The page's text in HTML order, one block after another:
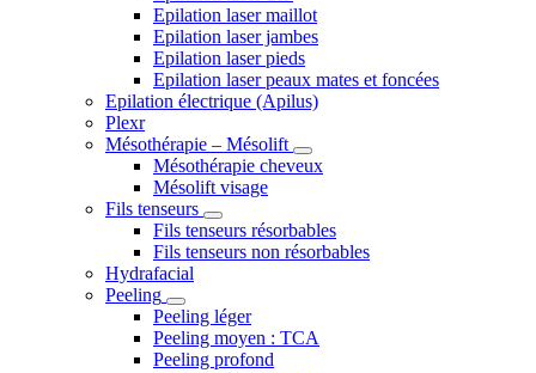
Epilation laser maillot
Epilation laser jambes
Epilation laser pieds
Epilation laser peaux mates et foncées
Epilation électrique (Apilus)
Plexr
Mésothérapie – Mésolift
Mésothérapie cheveux
Mésolift visage
Fils tenseurs
Fils tenseurs résorbables
Fils tenseurs non résorbables
Hydrafacial
Peeling
Peeling léger
Peeling moyen : TCA
Peeling profond